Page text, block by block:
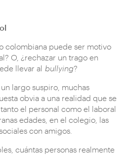
colombiana puede ser motivo
O, ¿rechazar un trago en
llevar al bullying?
largo suspiro, muchas
obvia a una realidad que se
el personal como el laboral
edades, en el colegio, las
con amigos.
cuántas personas realmente